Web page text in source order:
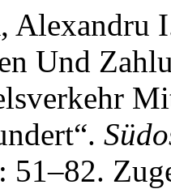
Alexandru
Und
51–82.